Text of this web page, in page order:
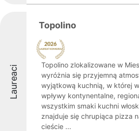
Laureaci
Topolino
Topolino zlokalizowane w
wyróżnia się przyjemną
wyjątkową kuchnią, w której
wpływy kontynentalne,
wszystkim smaki kuchni
znajduje się chrupiąca pizza
cieście ...